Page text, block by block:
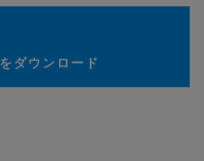
ダウンロード